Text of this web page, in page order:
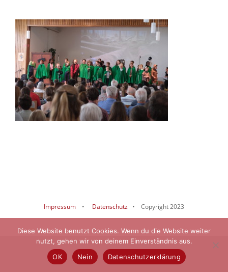
Impressum • Datenschutz • Copyright 2023
Diese Website benutzt Cookies. Wenn du die Website weiter
nutzt, gehen wir von deinem Einverständnis aus.
OK
Nein Datenschutzerklärung